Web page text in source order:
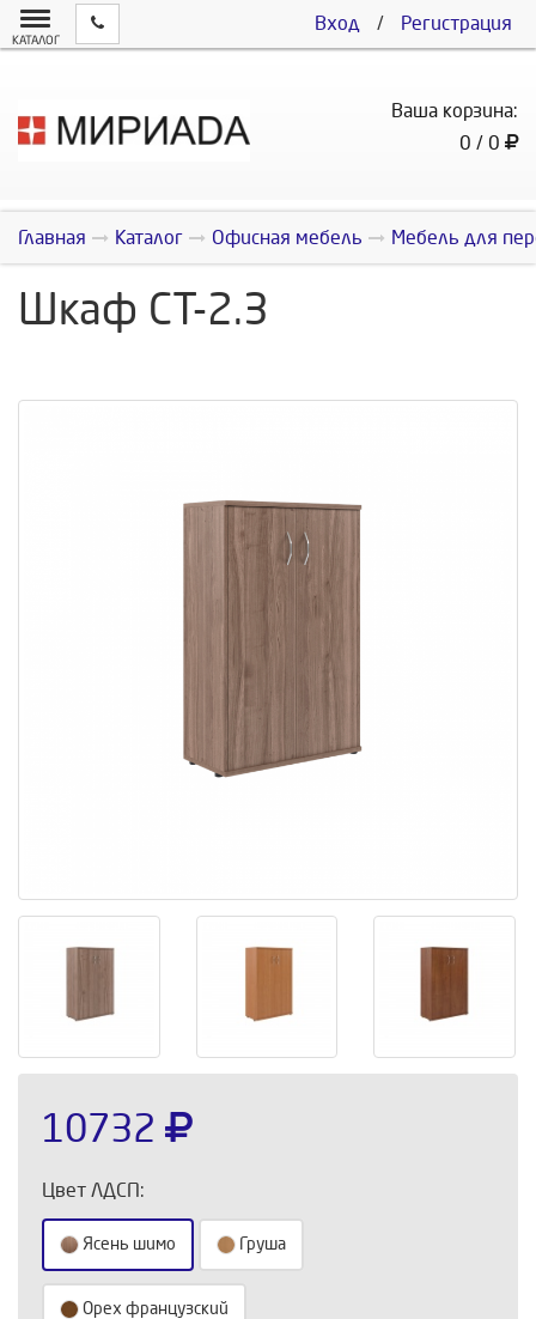
Вход / Регистрация
КАТАЛОГ
Ваша корзина:
0 / 0
Главная Каталог Офисная мебель Мебель для
Шкаф СТ-2.3
10732
Цвет ЛДСП:
Ясень шимо Груша
Орех французский